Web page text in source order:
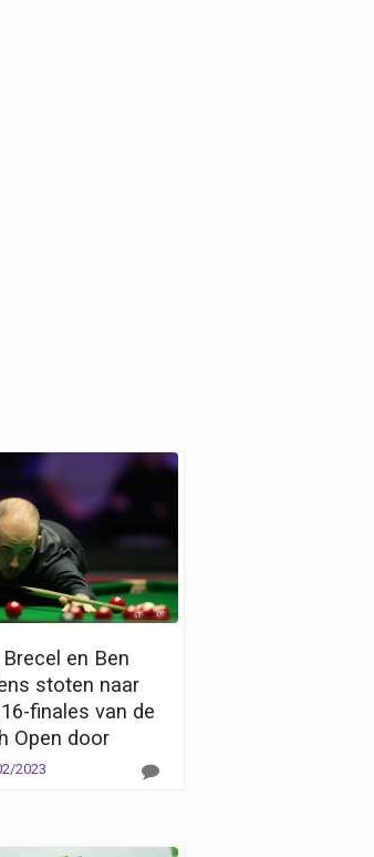
en Ben
stoten naar
finales van de
Open door
2023